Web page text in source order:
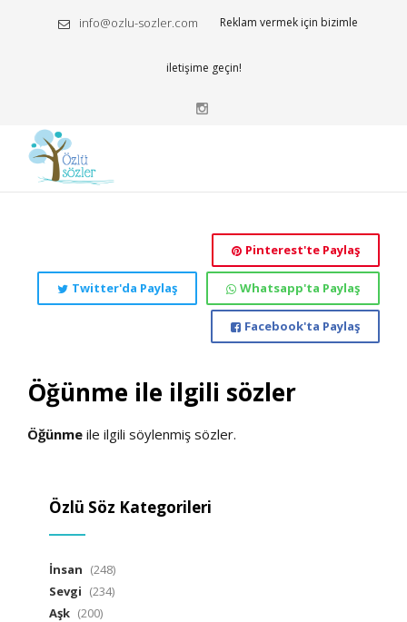
info@ozlu-sozler.com Reklam vermek için bizimle
iletişime geçin!
Pinterest'te Paylaş
Whatsapp'ta Paylaş
Twitter'da Paylaş
Facebook'ta Paylaş
Öğünme ile ilgili sözler
Öğünme ile ilgili söylenmiş sözler.
Özlü Söz Kategorileri
İnsan (248)
Sevgi (234)
Aşk (200)